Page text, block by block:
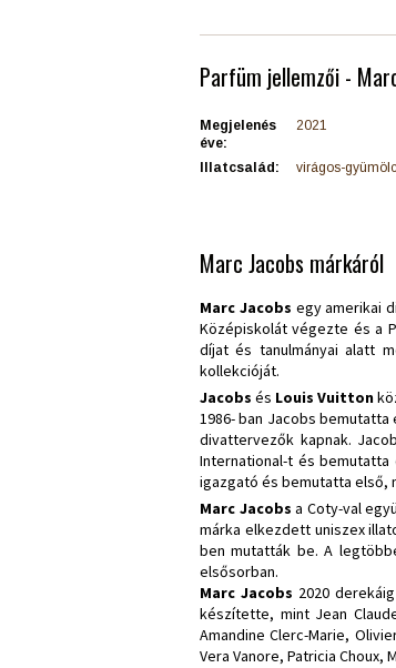
Parfüm jellemzői -
Megjelenés
éve:
2021
Illatcsalád: virágos-
Marc Jacobs márkáról
Marc Jacobs egy amerikai
Középiskolát végezte és a
díjat és tanulmányai alatt
kollekcióját.
Jacobs és Louis Vuitton
1986- ban Jacobs
divattervezők kapnak.
International-t és
igazgató és bemutatta első,
Marc Jacobs a Coty-val
márka elkezdett uniszex
ben mutatták be. A
elsősorban.
Marc Jacobs 2020
készítette, mint Jean
Amandine Clerc-Marie,
Vera Vanore, Patricia Choux,